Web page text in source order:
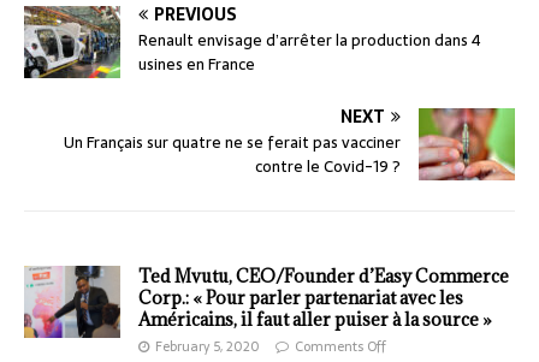
PREVIOUS
Renault envisage d’arrêter la production dans 4
usines en France
NEXT
Un Français sur quatre ne se ferait pas vacciner
contre le Covid-19 ?
Ted Mvutu, CEO/Founder d’Easy Commerce
Corp.: « Pour parler partenariat avec les
Américains, il faut aller puiser à la source »
February 5, 2020 Comments Off